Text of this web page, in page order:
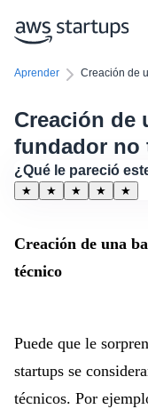
Aprender Creación de
Creación de
fundador no
¿Qué le pareció
★ ★ ★ ★ ★
Creación de una
técnico
Puede que le
startups se
técnicos. Por